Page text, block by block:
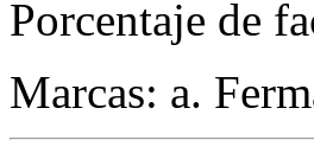
Porcentaje de
Marcas: a.